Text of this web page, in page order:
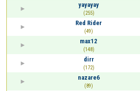
yayayay
(255)
Red Rider
(49)
max12
(148)
dirr
(172)
nazare6
(89)